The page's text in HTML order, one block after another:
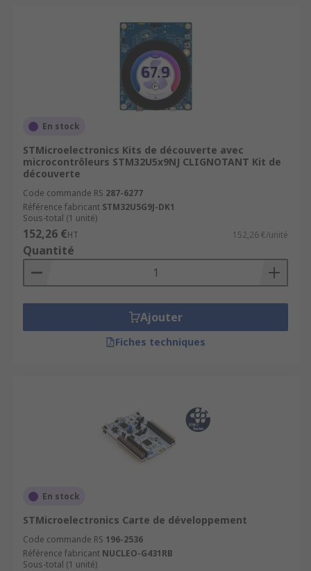
En stock
STMicroelectronics Kits de découverte avec
microcontrôleurs STM32U5x9NJ CLIGNOTANT Kit de
découverte
Code commande RS 287-6277
Référence fabricant STM32U5G9J-DK1
Sous-total (1 unité)
152,26 €HT 152,26 €/unité
Quantité
Ajouter
Fiches techniques
En stock
STMicroelectronics Carte de développement
Code commande RS 196-2536
Référence fabricant NUCLEO-G431RB
Sous-total (1 unité)